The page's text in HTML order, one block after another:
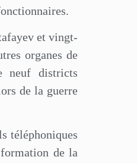
et vingt-
organes de
neuf districts
de la guerre
téléphoniques
de la